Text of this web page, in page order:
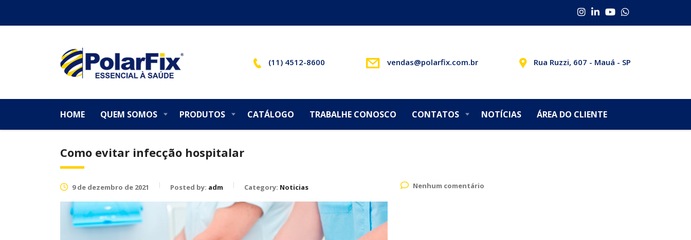
(11) 4512-8600 vendas@polarfix.com.br Rua Ruzzi, 607 - Mauá - SP
HOME QUEM SOMOS PRODUTOS CATÁLOGO TRABALHE CONOSCO CONTATOS NOTÍCIAS ÁREA DO CLIENTE
Como evitar infecção hospitalar
9 de dezembro de 2021 Posted by: adm Category: Noticias Nenhum comentário